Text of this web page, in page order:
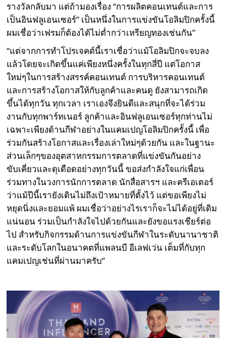
รางวัลกลับมา แต่ถ้ามองเรื่อง “การผลิตคอนเทนต์และการ
เป็นอินฟลูเอนเซอร์” เป็นหนึ่งในการแข่งขันโอลิมปิกครั้งนี้
ผมเชื่อว่าเฟรมก็ต้องได้ไม่ต่ำกว่าเหรียญทองเช่นกัน”
“แต่จากการทำโปรเจคต์นี้เราเชื่อว่าแม้โอลิมปิกจะจบลง
แล้วโดยจะเกิดขึ้นแค่เพียงหนึ่งครั้งในทุกสี่ปี แต่โอกาส
ใหม่ๆในการสร้างสรรค์คอนเทนต์ การบริหารคอนเทนต์
และการสร้างโอกาสให้กับลูกค้าและคนดู ยังสามารถเกิด
ขึ้นได้ทุกวัน ทุกเวลา เราเองจึงยินดีและสนุกที่จะได้ร่วม
งานกับทุกพาร์ทเนอร์ ลูกค้าและอินฟลูเอนเซอร์ทุกท่านไม่
เฉพาะเพียงด้านกีฬาอย่างในแคมเปญโอลิมปิกครั้งนี้ เพื่อ
ร่วมกันสร้างโอกาสและเรื่องเล่าใหม่ๆด้วยกัน และในฐานะ
ส่วนเล็กๆของอุตสาหกรรมการตลาดที่แข่งขันกันอย่าง
ขับเคี่ยวและดุเดือดอย่างทุกวันนี้ ขอส่งกำลังใจแก่เพื่อน
ร่วมทางในวงการนักการตลาด นักสื่อสารฯ และครีเอเตอร์
ว่าแม้ปีนี้เรายังเดินไม่ถึงเป้าหมายที่ตั้งไว้ แต่ขอเพียงไม่
หยุดนิ่งและยอมแพ้ ผมเชื่อว่าอย่างไรเราก็จะไม่ได้อยู่ที่เดิม
แน่นอน ร่วมเป็นกำลังใจไปด้วยกันและยังขอแรงเชียร์ต่อ
ไป สำหรับกิจกรรมด้านการแข่งขันกีฬาในระดับนานาชาติ
และระดับโลกในอนาคตที่แพลนบี อีเลฟเว่น เต็มที่กับทุก
แคมเปญเช่นที่ผ่านมาครับ”